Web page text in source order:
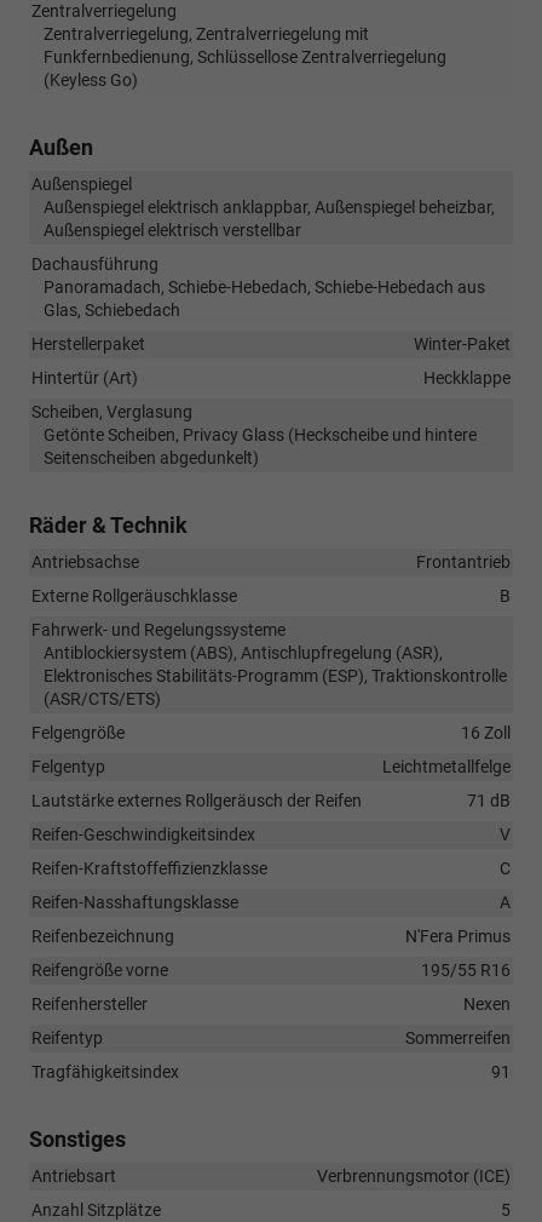
Zentralverriegelung
Zentralverriegelung, Zentralverriegelung mit
Funkfernbedienung, Schlüssellose Zentralverriegelung
(Keyless Go)
Außen
Außenspiegel
Außenspiegel elektrisch anklappbar, Außenspiegel beheizbar,
Außenspiegel elektrisch verstellbar
Dachausführung
Panoramadach, Schiebe-Hebedach, Schiebe-Hebedach aus
Glas, Schiebedach
Herstellerpaket
Winter-Paket
Hintertür (Art)
Heckklappe
Scheiben, Verglasung
Getönte Scheiben, Privacy Glass (Heckscheibe und hintere
Seitenscheiben abgedunkelt)
Räder & Technik
Antriebsachse
Frontantrieb
Externe Rollgeräuschklasse
B
Fahrwerk- und Regelungssysteme
Antiblockiersystem (ABS), Antischlupfregelung (ASR),
Elektronisches Stabilitäts-Programm (ESP), Traktionskontrolle
(ASR/CTS/ETS)
Felgengröße
16 Zoll
Felgentyp
Leichtmetallfelge
Lautstärke externes Rollgeräusch der Reifen
71 dB
Reifen-Geschwindigkeitsindex
V
Reifen-Kraftstoffeffizienzklasse
C
Reifen-Nasshaftungsklasse
A
Reifenbezeichnung
N'Fera Primus
Reifengröße vorne
195/55 R16
Reifenhersteller
Nexen
Reifentyp
Sommerreifen
Tragfähigkeitsindex
91
Sonstiges
Antriebsart
Verbrennungsmotor (ICE)
Anzahl Sitzplätze
5